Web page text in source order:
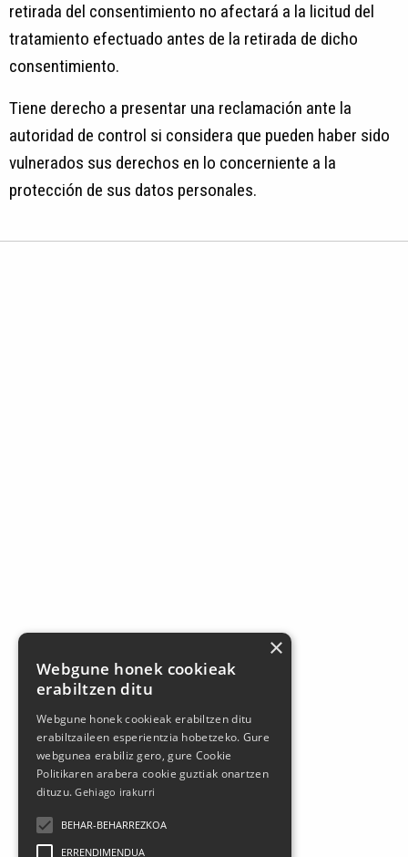
retirada del consentimiento no afectará a la licitud del
tratamiento efectuado antes de la retirada de dicho
consentimiento.
Tiene derecho a presentar una reclamación ante la
autoridad de control si considera que pueden haber sido
vulnerados sus derechos en lo concerniente a la
protección de sus datos personales.
×
Webgune honek cookieak
erabiltzen ditu
Webgune honek cookieak erabiltzen ditu
erabiltzaileen esperientzia hobetzeko. Gure
webgunea erabiliz gero, gure Cookie
Politikaren arabera cookie guztiak onartzen
dituzu.Gehiago irakurri
BEHAR-BEHARREZKOA
ERRENDIMENDUA